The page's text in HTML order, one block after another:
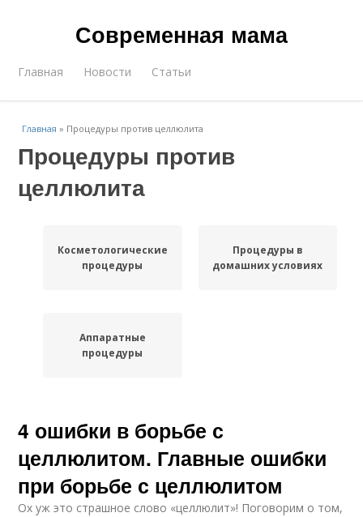
Современная мама
Главная Новости Статьи
Главная » Процедуры против целлюлита
Процедуры против
целлюлита
Косметологические
процедуры
Процедуры в
домашних условиях
Аппаратные
процедуры
4 ошибки в борьбе с
целлюлитом. Главные ошибки
при борьбе с целлюлитом
Ох уж это страшное слово «целлюлит»! Поговорим о том,